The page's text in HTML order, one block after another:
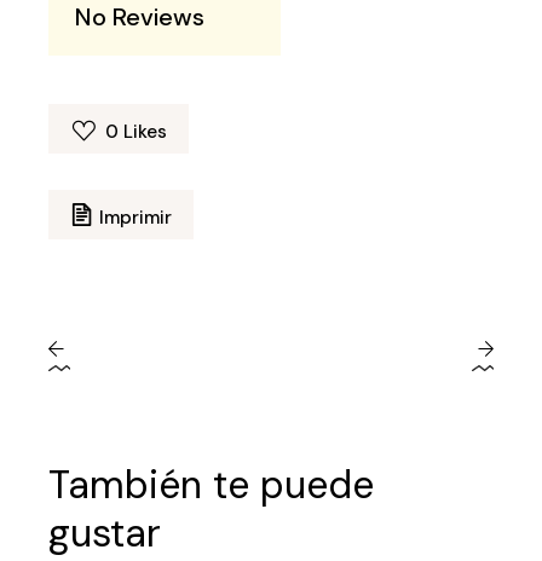
No Reviews
0 Likes
Imprimir
También te puede
gustar